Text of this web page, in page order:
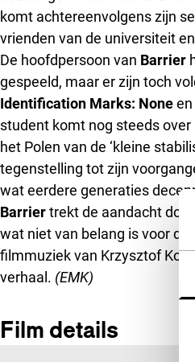
komt achtereenvolgens zijn
vrienden van de universiteit
De hoofdpersoon van Barrier
gespeeld, maar er zijn toch
Identification Marks: Noneen
student komt nog steeds
het Polen van de ‘kleine
tegenstelling tot zijn
wat eerdere generaties
Barriertrekt de aandacht
wat niet van belang is voor de
filmmuziek van Krzysztof
verhaal. (EMK)
Film details